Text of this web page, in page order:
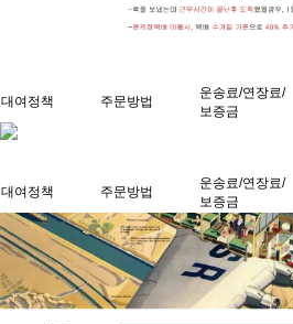
대여정책 주문방법
운송료/연장료/
보증금
대여정책 주문방법
운송료/연장료/
보증금